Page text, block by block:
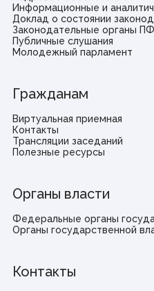
Информационные и
Доклад о состоянии
Законодательные органы
Публичные слушания
Молодежный парламент
Гражданам
Виртуальная приемная
Контакты
Трансляции заседаний
Полезные ресурсы
Органы власти
Федеральные органы
Органы государственной
Контакты